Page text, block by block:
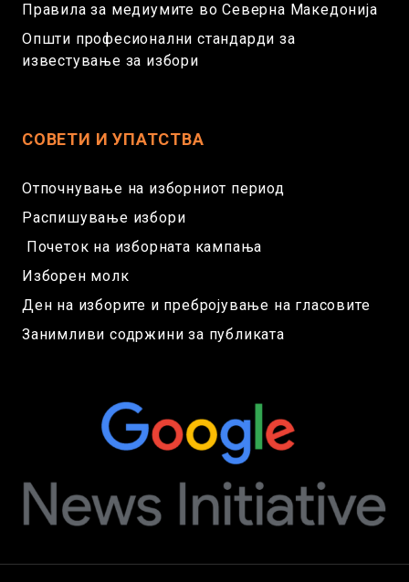
Правила за медиумите во Северна Македонија
Општи професионални стандарди за
известување за избори
СОВЕТИ И УПАТСТВА
Отпочнување на изборниот период
Распишување избори
Почеток на изборната кампања
Изборен молк
Ден на изборите и пребројување на гласовите
Занимливи содржини за публиката